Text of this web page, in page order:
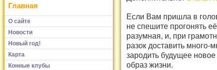
Главная
О сайте
Новости
Новый год!
Карта
Конные клубы
Если Вам пришла в
не спешите прогонять
разумная, и, при
разок доставить
зародить будущее
образ жизни.